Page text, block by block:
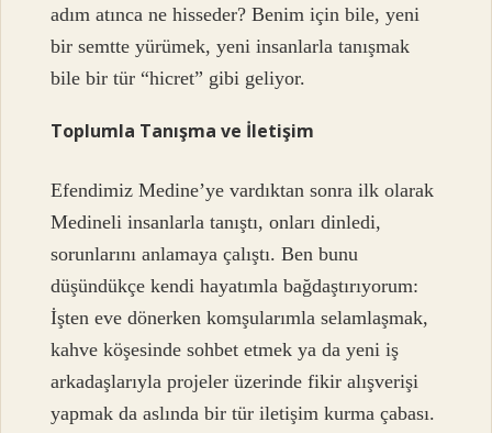
adım atınca ne hisseder? Benim için bile, yeni
bir semtte yürümek, yeni insanlarla tanışmak
bile bir tür “hicret” gibi geliyor.
Toplumla Tanışma ve İletişim
Efendimiz Medine’ye vardıktan sonra ilk olarak
Medineli insanlarla tanıştı, onları dinledi,
sorunlarını anlamaya çalıştı. Ben bunu
düşündükçe kendi hayatımla bağdaştırıyorum:
İşten eve dönerken komşularımla selamlaşmak,
kahve köşesinde sohbet etmek ya da yeni iş
arkadaşlarıyla projeler üzerinde fikir alışverişi
yapmak da aslında bir tür iletişim kurma çabası.